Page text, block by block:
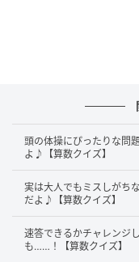
あなたは5秒で解け
Answer
頭の体操にぴったりな問
よ♪【算数クイズ】
実は大人でもミスしがち
だよ♪【算数クイズ】
速答できるかチャレンジ
も……！【算数クイズ】